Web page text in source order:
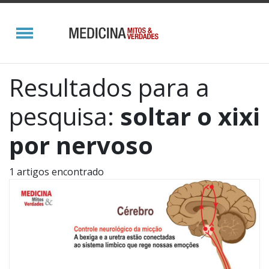
Resultados para a
pesquisa: soltar o xixi
por nervoso
1 artigos encontrado